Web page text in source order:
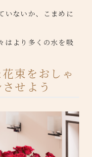
いないか、こまめに
はより多くの水を吸
束をおしゃ
せよう